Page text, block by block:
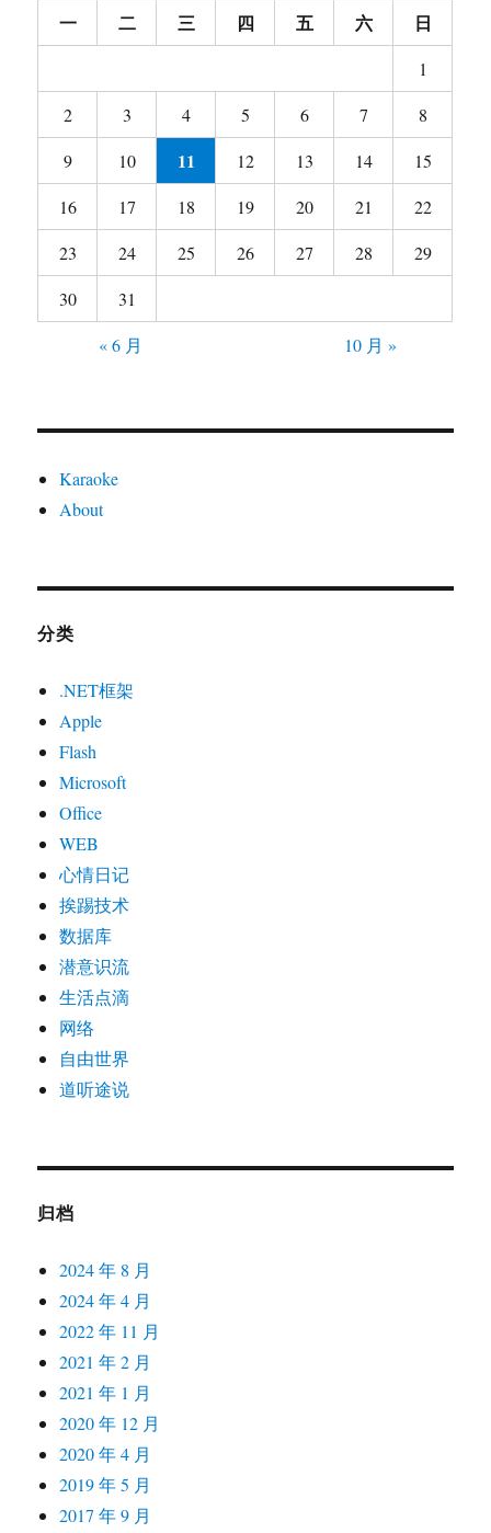
的
身
一 二 三 四 五 六 日
1
2
3 4 5 6 7
8
9
10 11 12 13 14
15
16
17 18 19 20 21
22
23
24 25 26 27 28
29
30
31
« 6 月
10 月 »
Karaoke
About
分类
.NET框架
Apple
Flash
Microsoft
Office
WEB
心情日记
挨踢技术
数据库
潜意识流
生活点滴
网络
自由世界
道听途说
归档
2024 年 8 月
2024 年 4 月
2022 年 11 月
2021 年 2 月
2021 年 1 月
2020 年 12 月
2020 年 4 月
2019 年 5 月
2017 年 9 月